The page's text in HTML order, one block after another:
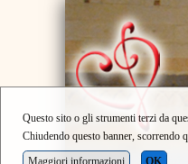
Questo sito o gli strumenti terzi da
Chiudendo questo banner, scorrendo
Maggiori informazioni
OK